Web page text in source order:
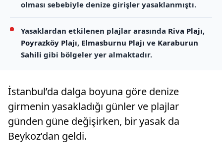
olması sebebiyle denize girişler yasaklanmıştı.
Yasaklardan etkilenen plajlar arasında Riva Plajı,
Poyrazköy Plajı, Elmasburnu Plajı ve Karaburun
Sahili gibi bölgeler yer almaktadır.
İstanbul’da dalga boyuna göre denize
girmenin yasakladığı günler ve plajlar
günden güne değişirken, bir yasak da
Beykoz’dan geldi.